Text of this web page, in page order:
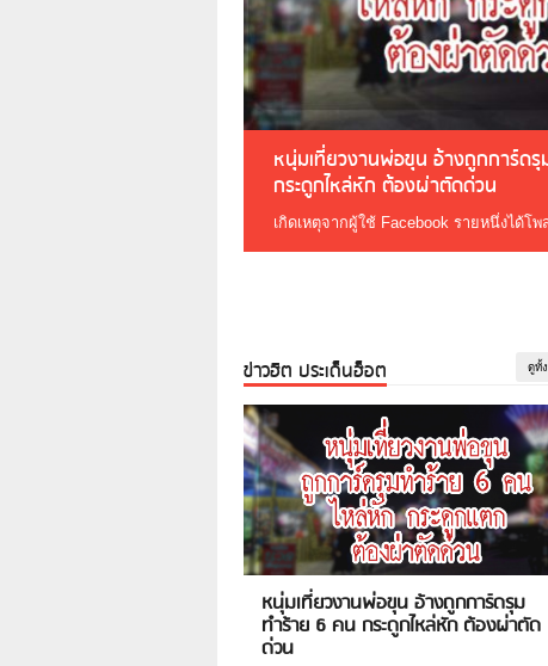
หนุ่มเที่ยวงานพ่อขุน อ้างถูกการ์ด
กระดูกไหล่หัก ต้องผ่าตัดด่วน
เกิดเหตุจากผู้ใช้ Facebook รายหนึ่งได้โ
ข่าวฮิต ประเด็นฮ็อต ดูทั้
หนุ่มเที่ยวงานพ่อขุน อ้างถูกการ์ดรุม
ทำร้าย 6 คน กระดูกไหล่หัก ต้องผ่าตัด
ด่วน